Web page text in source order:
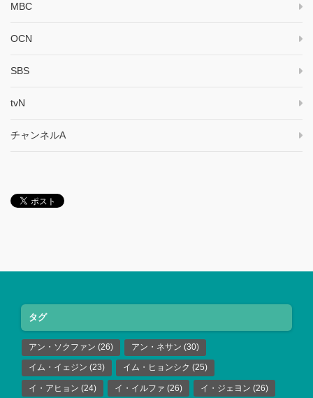
MBC
OCN
SBS
tvN
チャンネルA
タグ
アン・ソクファン (26) アン・ネサン (30)
イム・イェジン (23) イム・ヒョンシク (25)
イ・アヒョン (24) イ・イルファ (26) イ・ジェヨン (26)